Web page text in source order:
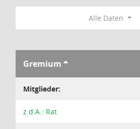
Alle Daten
Gremium
Mitglieder:
z.d.A.: Rat